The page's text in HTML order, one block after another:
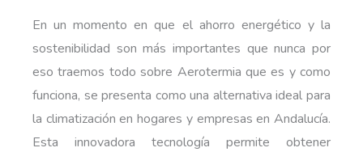
En un momento en que el ahorro energético y la
sostenibilidad son más importantes que nunca por
eso traemos todo sobre Aerotermia que es y como
funciona, se presenta como una alternativa ideal para
la climatización en hogares y empresas en Andalucía.
Esta innovadora tecnología permite obtener